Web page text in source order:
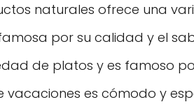
naturales ofrece una
por su calidad y el
de platos y es famoso
vacaciones es cómodo y